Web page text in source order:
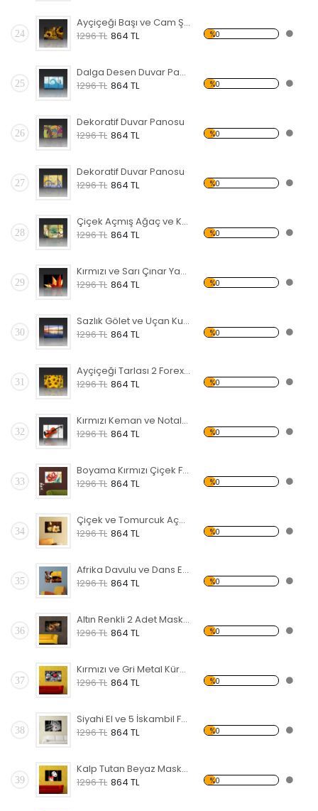
24
Ayçiçeği Başı ve Cam Şişe Forex Tablo
1296 TL 864 TL %0
25
Dalga Desen Duvar Panosu
1296 TL 864 TL %0
26
Dekoratif Duvar Panosu
1296 TL 864 TL %0
27
Dekoratif Duvar Panosu
1296 TL 864 TL %0
28
Çiçek Açmış Ağaç ve Kuş Forex Tablo
1296 TL 864 TL %0
29
Kırmızı ve Sarı Çınar Yaprağı Forex Tablo
1296 TL 864 TL %0
30
Sazlık Gölet ve Uçan Kuşlar Forex Tablo
1296 TL 864 TL %0
31
Ayçiçeği Tarlası 2 Forex Tablo
1296 TL 864 TL %0
32
Kırmızı Keman ve Notalar Forex Tablo
1296 TL 864 TL %0
33
Boyama Kırmızı Çiçek Forex Tablo
1296 TL 864 TL %0
34
Çiçek ve Tomurcuk Açmış Manolya Forex Tablo
1296 TL 864 TL %0
35
Afrika Davulu ve Dans Eden Siyahi Forex Tablo
1296 TL 864 TL %0
36
Altın Renkli 2 Adet Maske Forex Tablo
1296 TL 864 TL %0
37
Kırmızı ve Gri Metal Küreler Forex Tablo
1296 TL 864 TL %0
38
Siyahi El ve 5 İskambil Forex Tablo
1296 TL 864 TL %0
39
Kalp Tutan Beyaz Maske Forex Tablo
1296 TL 864 TL %0